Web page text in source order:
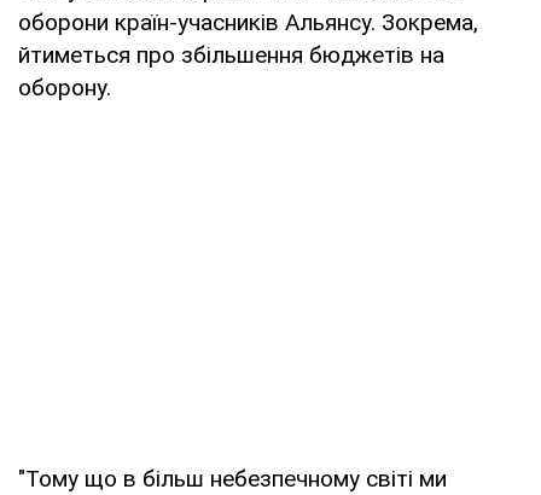
оборони країн-учасників Альянсу. Зокрема,
йтиметься про збільшення бюджетів на
оборону.
"Тому що в більш небезпечному світі ми